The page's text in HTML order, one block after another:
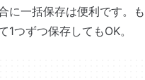
に一括保存は便利です。も
つずつ保存してもOK。